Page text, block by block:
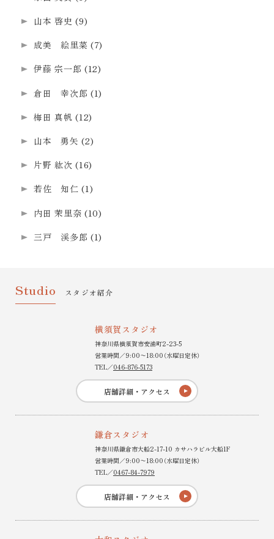
山本 啓史 (9)
成美 絵里菜 (7)
伊藤 宗一郎 (12)
倉田 幸次郎 (1)
梅田 真帆 (12)
山本 勇矢 (2)
片野 紘次 (16)
若佐 知仁 (1)
内田 茉里奈 (10)
三戸 渓多郎 (1)
Studio スタジオ紹介
横須賀スタジオ
神奈川県横須賀市安浦町2-23-5
営業時間／9:00〜18:00（水曜日定休）
TEL／046-876-5173
店舗詳細・アクセス
鎌倉スタジオ
神奈川県鎌倉市大船2-17-10 カサハラビル大船1F
営業時間／9:00〜18:00（水曜日定休）
TEL／0467-84-7979
店舗詳細・アクセス